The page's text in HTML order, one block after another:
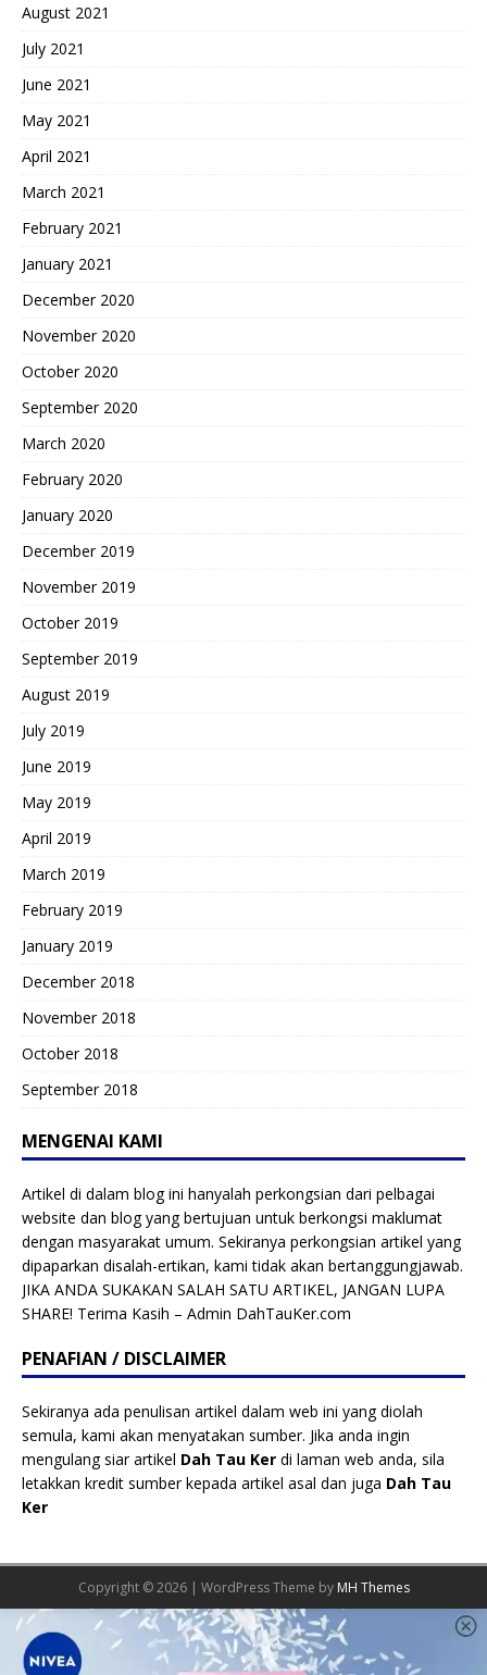
August 2021
July 2021
June 2021
May 2021
April 2021
March 2021
February 2021
January 2021
December 2020
November 2020
October 2020
September 2020
March 2020
February 2020
January 2020
December 2019
November 2019
October 2019
September 2019
August 2019
July 2019
June 2019
May 2019
April 2019
March 2019
February 2019
January 2019
December 2018
November 2018
October 2018
September 2018
MENGENAI KAMI
Artikel di dalam blog ini hanyalah perkongsian dari pelbagai
website dan blog yang bertujuan untuk berkongsi maklumat
dengan masyarakat umum. Sekiranya perkongsian artikel yang
dipaparkan disalah-ertikan, kami tidak akan bertanggungjawab.
JIKA ANDA SUKAKAN SALAH SATU ARTIKEL, JANGAN LUPA
SHARE! Terima Kasih – Admin DahTauKer.com
PENAFIAN / DISCLAIMER
Sekiranya ada penulisan artikel dalam web ini yang diolah
semula, kami akan menyatakan sumber. Jika anda ingin
mengulang siar artikel Dah Tau Ker di laman web anda, sila
letakkan kredit sumber kepada artikel asal dan juga Dah Tau
Ker
Copyright © 2026 | WordPress Theme by MH Themes